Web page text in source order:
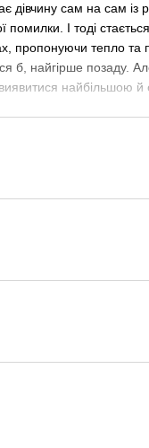
дівчину сам на сам
І тоді
пропонуючи тепло та
б, найгірше позаду.
найбільшою